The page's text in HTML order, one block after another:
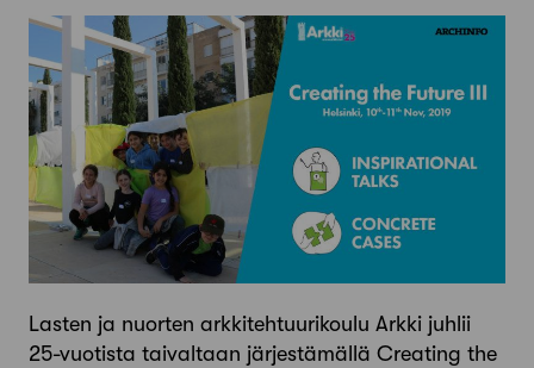
Lasten ja nuorten arkkitehtuurikoulu Arkki juhlii
25-vuotista taivaltaan järjestämällä Creating the